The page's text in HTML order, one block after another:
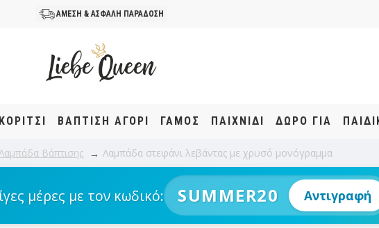
ΑΜΕΣΗ & ΑΣΦΑΛΗ ΠΑΡΑΔΟΣΗ
ΒΆΠΤΙΣΗ ΑΓΌΡΙ ΓΑΜΟΣ ΠΑΙΧΝΙΔΙ ΔΩΡΟ ΓΙΑ
Βάπτισης Λαμπάδα στεφάνι λεβάντας με χρυσό μονόγραμμα
μέρες με τον κωδικό: SUMMER20 Αντιγραφή